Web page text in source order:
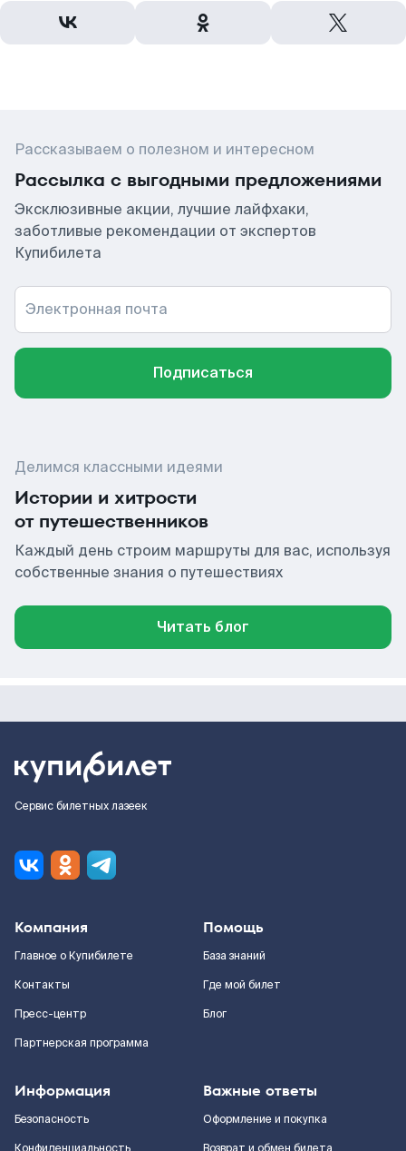
Рассказываем о полезном и интересном
Рассылка с выгодными предложениями
Эксклюзивные акции, лучшие лайфхаки,
заботливые рекомендации от экспертов
Купибилета
Электронная почта
Подписаться
Делимся классными идеями
Истории и хитрости
от путешественников
Каждый день строим маршруты для вас, используя
собственные знания о путешествиях
Читать блог
Сервис билетных лазеек
Компания
Главное о Купибилете
Контакты
Пресс-центр
Партнерская программа
Помощь
База знаний
Где мой билет
Блог
Информация
Безопасность
Важные ответы
Оформление и покупка